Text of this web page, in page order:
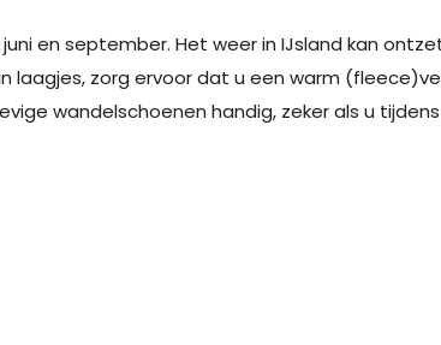
en september. Het weer in IJsland kan
laagjes, zorg ervoor dat u een warm
wandelschoenen handig, zeker als u